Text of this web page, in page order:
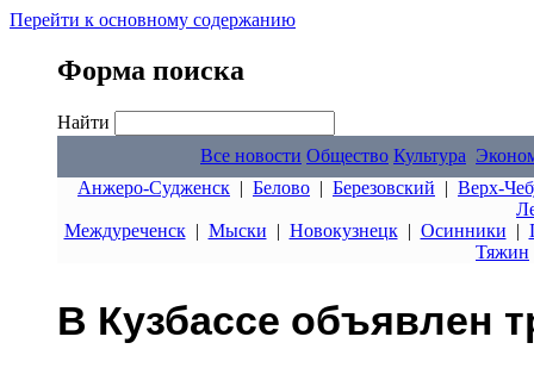
Перейти к основному содержанию
Форма поиска
Найти
Все новости Общество Культура
Анжеро-Судженск | Белово | Березовский | Верх-
Междуреченск| Мыски | Новокузнецк| Осинники |
Тяжин
В Кузбассе объявлен